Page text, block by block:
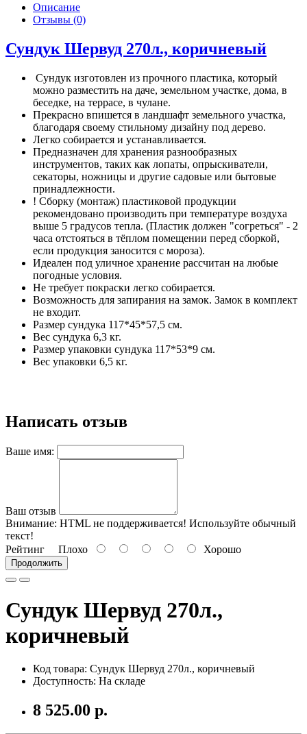
Описание
Отзывы (0)
Сундук Шервуд 270л., коричневый
Сундук изготовлен из прочного пластика, который
можно разместить на даче, земельном участке, дома, в
беседке, на террасе, в чулане.
Прекрасно впишется в ландшафт земельного участка,
благодаря своему стильному дизайну под дерево.
Легко собирается и устанавливается.
Предназначен для хранения разнообразных
инструментов, таких как лопаты, опрыскиватели,
секаторы, ножницы и другие садовые или бытовые
принадлежности.
! Сборку (монтаж) пластиковой продукции
рекомендовано производить при температуре воздуха
выше 5 градусов тепла. (Пластик должен "согреться" - 2
часа отстояться в тёплом помещении перед сборкой,
если продукция заносится с мороза).
Идеален под уличное хранение рассчитан на любые
погодные условия.
Не требует покраски легко собирается.
Возможность для запирания на замок. Замок в комплект
не входит.
Размер сундука 117*45*57,5 см.
Вес сундука 6,3 кг.
Размер упаковки сундука 117*53*9 см.
Вес упаковки 6,5 кг.
Написать отзыв
Ваше имя:
Ваш отзыв
Внимание: HTML не поддерживается! Используйте обычный
текст!
Рейтинг Плохо Хорошо
Продолжить
Сундук Шервуд 270л.,
коричневый
Код товара: Сундук Шервуд 270л., коричневый
Доступность: На складе
8 525.00 р.